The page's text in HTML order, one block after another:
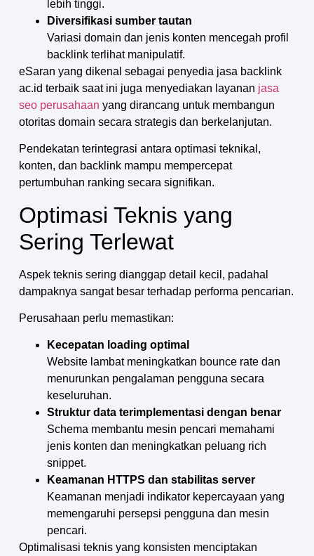
lebih tinggi.
Diversifikasi sumber tautan
Variasi domain dan jenis konten mencegah profil
backlink terlihat manipulatif.
eSaran yang dikenal sebagai penyedia jasa backlink
ac.id terbaik saat ini juga menyediakan layanan jasa
seo perusahaan yang dirancang untuk membangun
otoritas domain secara strategis dan berkelanjutan.
Pendekatan terintegrasi antara optimasi teknikal,
konten, dan backlink mampu mempercepat
pertumbuhan ranking secara signifikan.
Optimasi Teknis yang
Sering Terlewat
Aspek teknis sering dianggap detail kecil, padahal
dampaknya sangat besar terhadap performa pencarian.
Perusahaan perlu memastikan:
Kecepatan loading optimal
Website lambat meningkatkan bounce rate dan
menurunkan pengalaman pengguna secara
keseluruhan.
Struktur data terimplementasi dengan benar
Schema membantu mesin pencari memahami
jenis konten dan meningkatkan peluang rich
snippet.
Keamanan HTTPS dan stabilitas server
Keamanan menjadi indikator kepercayaan yang
memengaruhi persepsi pengguna dan mesin
pencari.
Optimalisasi teknis yang konsisten menciptakan